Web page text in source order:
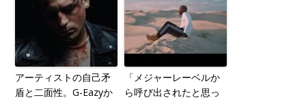
アーティストの自己矛
盾と二面性。G-Eazyか
「メジャーレーベルか
ら呼び出されたと思っ